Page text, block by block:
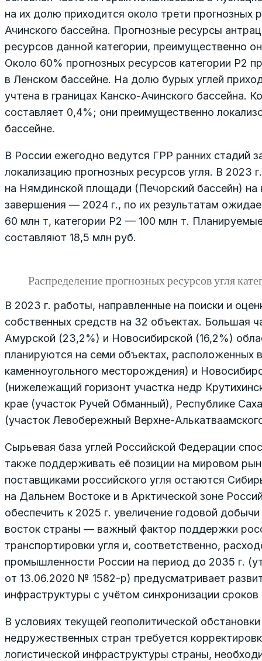
на их долю приходится около трети прогнозных
Ачинского бассейна. Прогнозные ресурсы
ресурсов данной категории, преимущественно
Около 60% прогнозных ресурсов категории P2
в Ленском бассейне. На долю бурых углей
учтена в границах Канско-Ачинского бассейна.
составляет 0,4%; они преимущественно
бассейне.
В России ежегодно ведутся ГРР ранних стадий
локализацию прогнозных ресурсов угля. В 2023
на Нямдинской площади (Печорский бассейн) на
завершения — 2024 г., по их результатам
60 млн т, категории P2 — 100 млн т.
составляют 18,5 млн руб.
Распределение прогнозных ресурсов угля
В 2023 г. работы, направленные на поиски и
собственных средств на 32 объектах. Большая
Амурской (23,2%) и Новосибирской (16,2%)
планируются на семи объектах, расположенных
каменноугольного месторождения) и
(нижележащий горизонт участка недр
крае (участок Ручей Обманный), Республике
(участок Левобережный Верхне-
Сырьевая база углей Российской Федерации
также поддерживать её позиции на мировом
поставщиками российского угля остаются
на Дальнем Востоке и в Арктической зоне
обеспечить к 2025 г. увеличение годовой
восток страны — важный фактор поддержки
транспортировки угля и, соответственно,
промышленности России на период до 2035 г.
от 13.06.2020 № 1582-р) предусматривает
инфраструктуры с учётом синхронизации
В условиях текущей геополитической
недружественных стран требуется
логистической инфраструктуры страны,